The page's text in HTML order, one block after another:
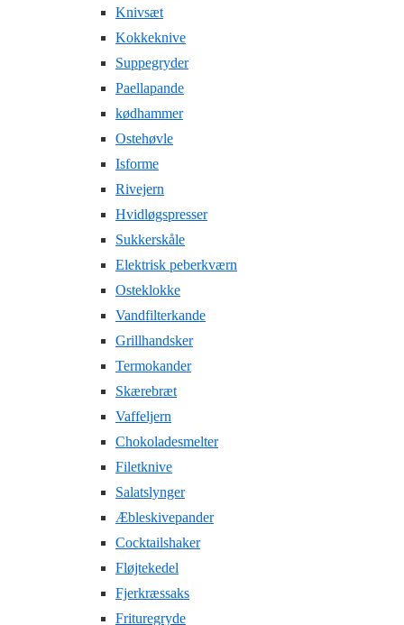
Knivsæt
Kokkeknive
Suppegryder
Paellapande
kødhammer
Ostehøvle
Isforme
Rivejern
Hvidløgspresser
Sukkerskåle
Elektrisk peberkværn
Osteklokke
Vandfilterkande
Grillhandsker
Termokander
Skærebræt
Vaffeljern
Chokoladesmelter
Filetknive
Salatslynger
Æbleskivepander
Cocktailshaker
Fløjtekedel
Fjerkræssaks
Frituregryde